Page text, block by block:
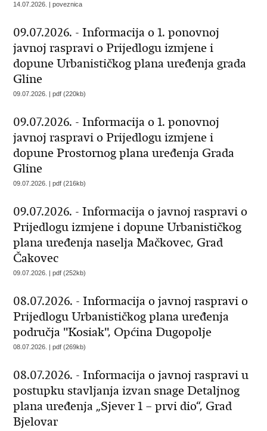
14.07.2026. | poveznica
09.07.2026. - Informacija o 1. ponovnoj
javnoj raspravi o Prijedlogu izmjene i
dopune Urbanističkog plana uređenja grada
Gline
09.07.2026. | pdf (220kb)
09.07.2026. - Informacija o 1. ponovnoj
javnoj raspravi o Prijedlogu izmjene i
dopune Prostornog plana uređenja Grada
Gline
09.07.2026. | pdf (216kb)
09.07.2026. - Informacija o javnoj raspravi o
Prijedlogu izmjene i dopune Urbanističkog
plana uređenja naselja Mačkovec, Grad
Čakovec
09.07.2026. | pdf (252kb)
08.07.2026. - Informacija o javnoj raspravi o
Prijedlogu Urbanističkog plana uređenja
područja ''Kosiak'', Općina Dugopolje
08.07.2026. | pdf (269kb)
08.07.2026. - Informacija o javnoj raspravi u
postupku stavljanja izvan snage Detaljnog
plana uređenja „Sjever 1 – prvi dio“, Grad
Bjelovar